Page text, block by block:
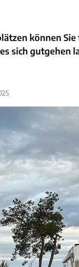
können
sich gutgehen